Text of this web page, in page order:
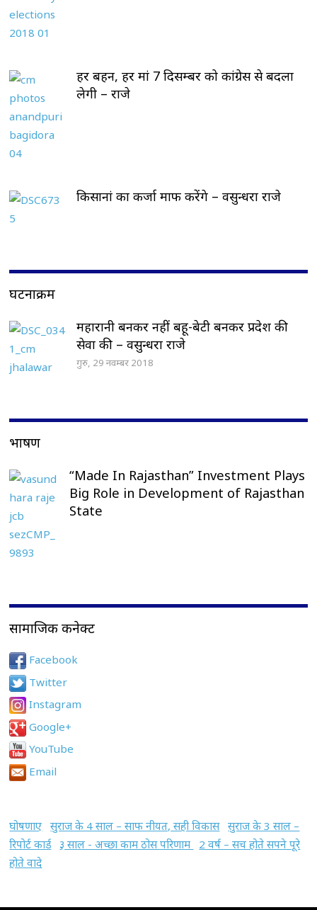
हर बहन, हर मां 7 दिसम्बर को कांग्रेस से बदला
लेगी – राजे
किसानां का कर्जा माफ करेंगे – वसुन्धरा राजे
घटनाक्रम
महारानी बनकर नहीं बहू-बेटी बनकर प्रदेश की
सेवा की – वसुन्धरा राजे
गुरु, 29 नवम्बर 2018
भाषण
“Made In Rajasthan” Investment Plays
Big Role in Development of Rajasthan
State
सामाजिक कनेक्ट
Facebook
Twitter
Instagram
Google+
YouTube
Email
घोषणाए सुराज के 4 साल – साफ नीयत, सही विकास सुराज के 3 साल –
रिपोर्ट कार्ड
३ साल - अच्छा काम ठोस परिणाम
2 वर्ष – सच होते सपने पूरे
होते वादे